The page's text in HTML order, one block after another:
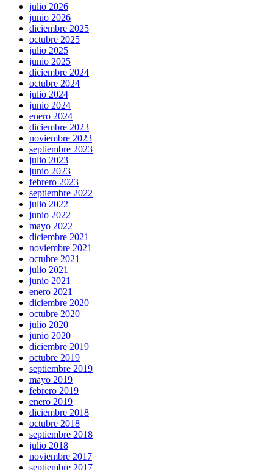
julio 2026
junio 2026
diciembre 2025
octubre 2025
julio 2025
junio 2025
diciembre 2024
octubre 2024
julio 2024
junio 2024
enero 2024
diciembre 2023
noviembre 2023
septiembre 2023
julio 2023
junio 2023
febrero 2023
septiembre 2022
julio 2022
junio 2022
mayo 2022
diciembre 2021
noviembre 2021
octubre 2021
julio 2021
junio 2021
enero 2021
diciembre 2020
octubre 2020
julio 2020
junio 2020
diciembre 2019
octubre 2019
septiembre 2019
mayo 2019
febrero 2019
enero 2019
diciembre 2018
octubre 2018
septiembre 2018
julio 2018
noviembre 2017
septiembre 2017